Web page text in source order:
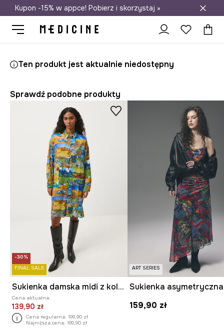
Darmowa dostawa do salonów
Kupon -15% w appce! Pobierz i skorzystaj »
Ten produkt jest aktualnie niedostępny
Sprawdź podobne produkty
-30%
FINAL SALE
Sukienka damska midi z kolekcji Eviva L'arte
Cena aktualna:
139,90 zł
Cena regularna: 199,90 zł
Najniższa cena: 199,90 zł
ART SERIES
159,90 zł